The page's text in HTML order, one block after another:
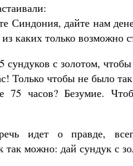
Синдония, дайте нам
каких только возможно
сундуков с золотом,
Только чтобы не было
75 часов? Безумие.
идет о правде,
так можно: дай сундук с